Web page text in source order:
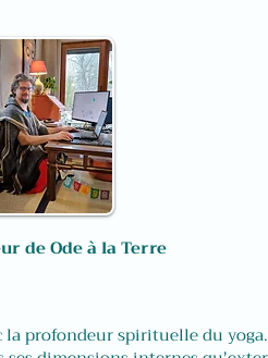
de Ode à la Terre
profondeur spirituelle du